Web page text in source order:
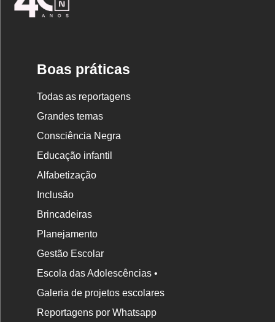
Boas práticas
Todas as reportagens
Grandes temas
Consciência Negra
Educação infantil
Alfabetização
Inclusão
Brincadeiras
Planejamento
Gestão Escolar
Escola das Adolescências •
Galeria de projetos escolares
Reportagens por Whatsapp